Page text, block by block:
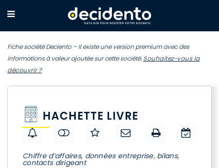
Fiche société Deciento – Il existe une version premium avec des
informations à valeur ajoutée sur cette société. Souhaitez-vous la
découvrir ?
HACHETTE LIVRE
Chiffre d’affaires, données entreprise, bilans,
contacts dirigeant